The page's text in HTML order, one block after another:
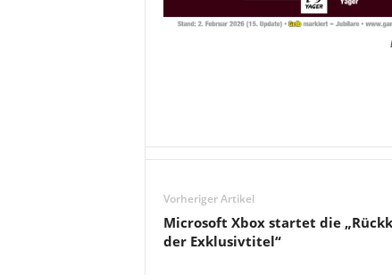
Vorheriger Artikel
Microsoft Xbox startet die
der Exklusivtitel“